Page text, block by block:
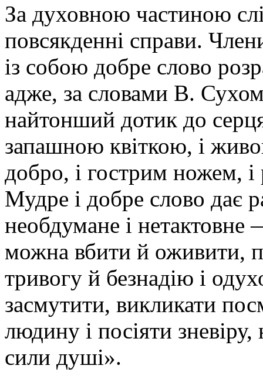
За духовною частиною
повсякденні справи.
із собою добре слово
адже, за словами В.
найтонший дотик до
запашною квіткою, і
добро, і гострим ножем,
Мудре і добре слово дає
необдумане і
можна вбити й оживити,
тривогу й безнадію і
засмутити, викликати
людину і посіяти
сили душі».